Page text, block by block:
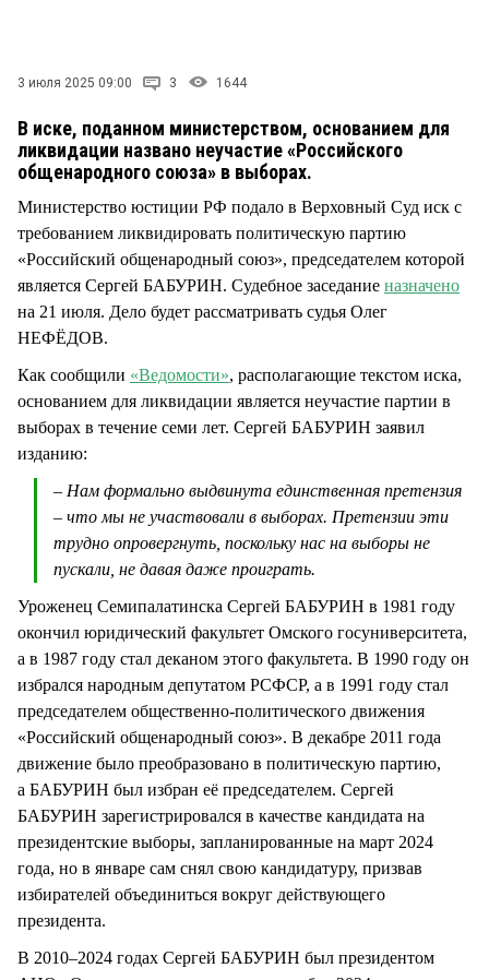
3 июля 2025 09:00 3 1644
В иске, поданном министерством, основанием для
ликвидации названо неучастие «Российского
общенародного союза» в выборах.
Министерство юстиции РФ подало в Верховный Суд иск с
требованием ликвидировать политическую партию
«Российский общенародный союз», председателем которой
является Сергей БАБУРИН. Судебное заседание назначено
на 21 июля. Дело будет рассматривать судья Олег
НЕФЁДОВ.
Как сообщили «Ведомости», располагающие текстом иска,
основанием для ликвидации является неучастие партии в
выборах в течение семи лет. Сергей БАБУРИН заявил
изданию:
– Нам формально выдвинута единственная претензия
– что мы не участвовали в выборах. Претензии эти
трудно опровергнуть, поскольку нас на выборы не
пускали, не давая даже проиграть.
Уроженец Семипалатинска Сергей БАБУРИН в 1981 году
окончил юридический факультет Омского госуниверситета,
а в 1987 году стал деканом этого факультета. В 1990 году он
избрался народным депутатом РСФСР, а в 1991 году стал
председателем общественно-политического движения
«Российский общенародный союз». В декабре 2011 года
движение было преобразовано в политическую партию,
а БАБУРИН был избран её председателем. Сергей
БАБУРИН зарегистрировался в качестве кандидата на
президентские выборы, запланированные на март 2024
года, но в январе сам снял свою кандидатуру, призвав
избирателей объединиться вокруг действующего
президента.
В 2010–2024 годах Сергей БАБУРИН был президентом